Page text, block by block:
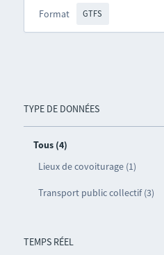
TYPE DE DONNÉES
Tous (4)
Lieux de covoiturage (1)
Transport public collectif (3)
TEMPS RÉEL
Format GTFS